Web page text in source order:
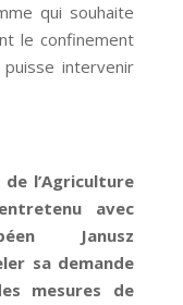
qui souhaite
le confinement
intervenir
de l’Agriculture
avec
Janusz
sa demande
mesures de